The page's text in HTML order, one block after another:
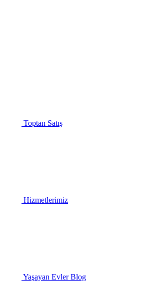
Toptan Satış
Hizmetlerimiz
Yaşayan Evler Blog